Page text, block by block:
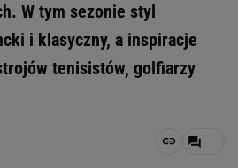
W tym sezonie styl
i klasyczny, a inspiracje
tenisistów, golfiarzy